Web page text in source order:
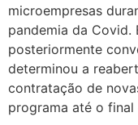
microempresas
pandemia da Covid.
posteriormente
determinou a
contratação de
programa até o